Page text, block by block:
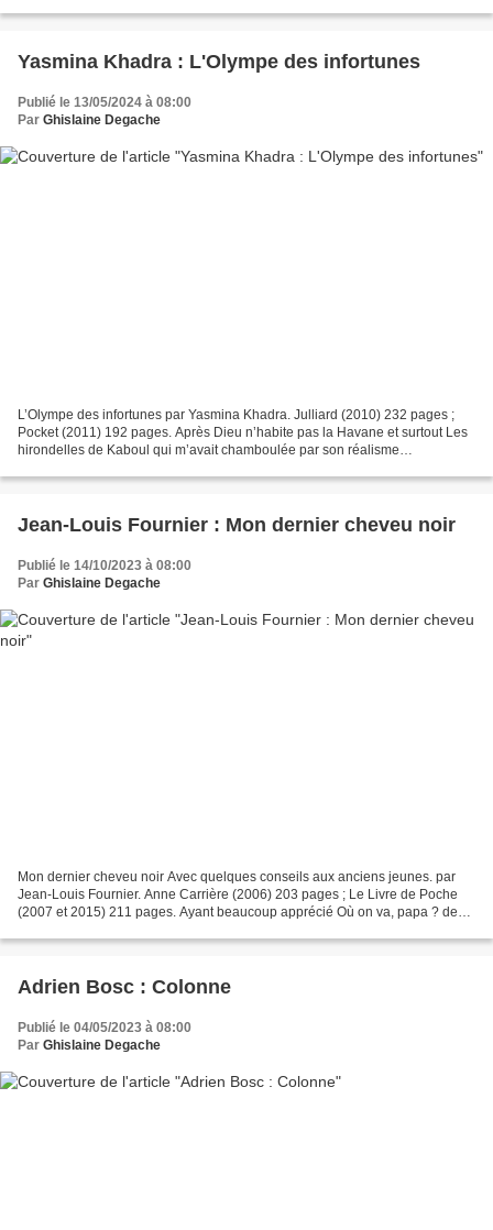
Yasmina Khadra : L'Olympe des infortunes
Publié le 13/05/2024 à 08:00
Par Ghislaine Degache
L’Olympe des infortunes par Yasmina Khadra. Julliard (2010) 232 pages ;
Pocket (2011) 192 pages. Après Dieu n’habite pas la Havane et surtout Les
hirondelles de Kaboul qui m’avait chamboulée par son réalisme
Jean-Louis Fournier : Mon dernier cheveu noir
Publié le 14/10/2023 à 08:00
Par Ghislaine Degache
Mon dernier cheveu noir Avec quelques conseils aux anciens jeunes. par
Jean-Louis Fournier. Anne Carrière (2006) 203 pages ; Le Livre de Poche
(2007 et 2015) 211 pages. Ayant beaucoup apprécié Où on va, papa ? de
Adrien Bosc : Colonne
Publié le 04/05/2023 à 08:00
Par Ghislaine Degache